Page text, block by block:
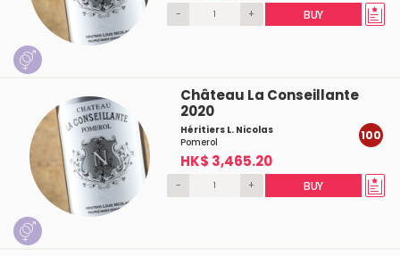
- + BUY
Château La Conseillante
2020
Héritiers L. Nicolas
Pomerol
HK$ 3,465.20
100
- + BUY